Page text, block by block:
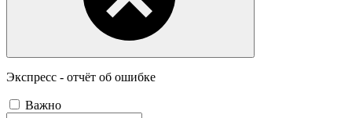
Экспресс - отчёт об ошибке
Важно